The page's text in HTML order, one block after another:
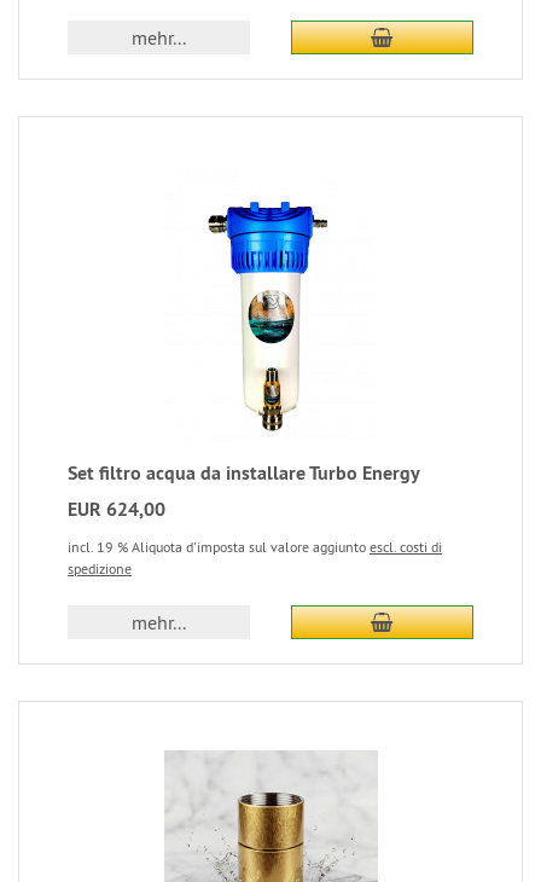
mehr...
Set filtro acqua da installare Turbo Energy
EUR 624,00
incl. 19 % Aliquota d'imposta sul valore aggiunto escl. costi di
spedizione
mehr...